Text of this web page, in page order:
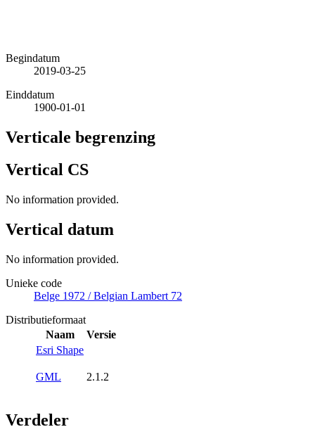
Begindatum
2019-03-25
Einddatum
1900-01-01
Verticale begrenzing
Vertical CS
No information provided.
Vertical datum
No information provided.
Unieke code
Belge 1972 / Belgian Lambert 72
Distributieformaat
Naam
Versie
Esri Shape
GML 2.1.2
Verdeler